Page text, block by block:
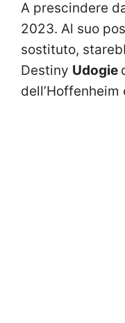
A prescindere
2023. Al suo
sostituto,
Destiny Udogie
dell’Hoffenheim